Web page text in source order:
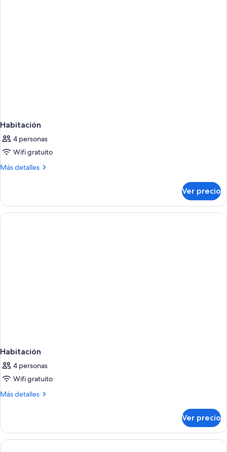
Habitación
4 personas
Wifi gratuito
Más detalles
Más
Ver precio
Habitación
4 personas
Wifi gratuito
Más detalles
Más
Ver precio